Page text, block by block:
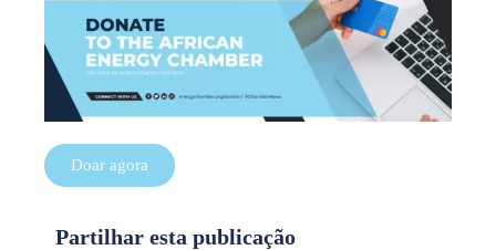
Doar agora
Partilhar esta publicação